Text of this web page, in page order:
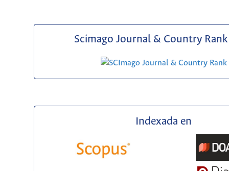
Scimago Journal & Country Rank
Indexada en